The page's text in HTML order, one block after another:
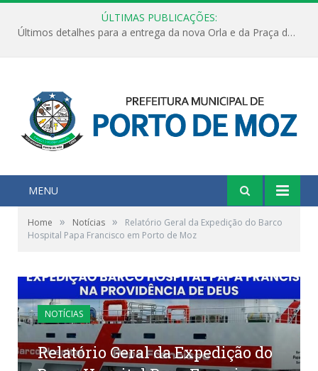
ÚLTIMAS PUBLICAÇÕES:
Últimos detalhes para a entrega da nova Orla e da Praça do Praião
MENU
Home » Notícias »
Relatório Geral da Expedição do Barco
Hospital Papa Francisco em Porto de Moz
NOTÍCIAS
Relatório Geral da Expedição do